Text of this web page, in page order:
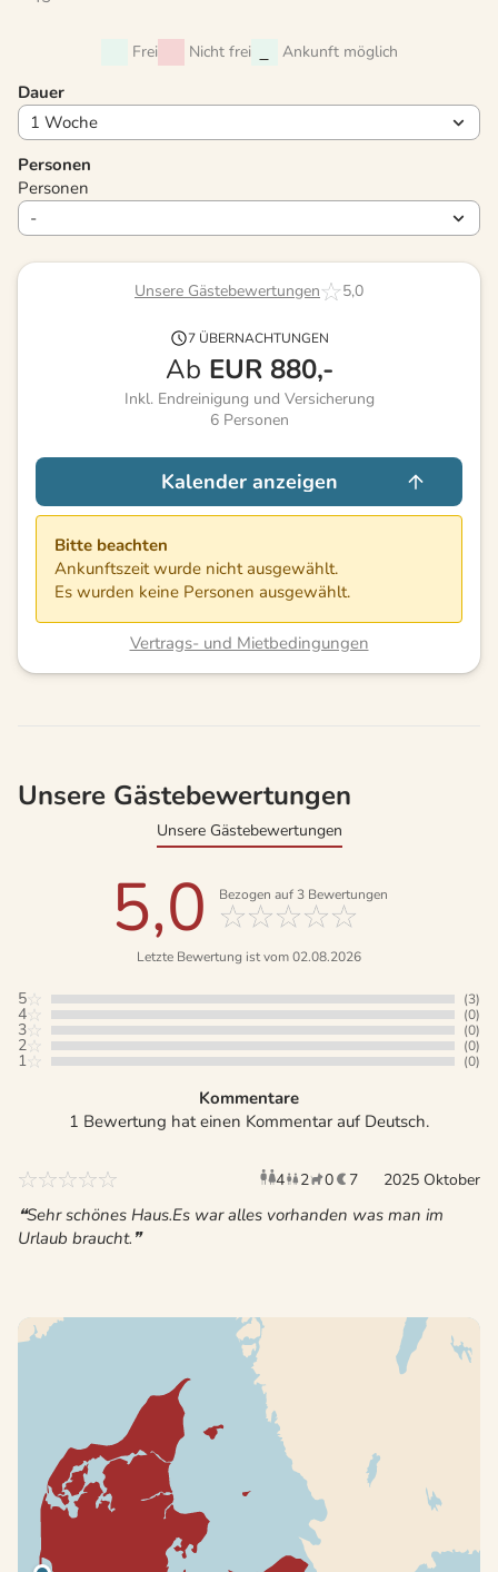
Frei Nicht frei Ankunft möglich
Dauer
Personen
Personen
Unsere Gästebewertungen 5,0
7 ÜBERNACHTUNGEN
Ab EUR 880,-
Inkl. Endreinigung und Versicherung
6 Personen
Kalender anzeigen
Bitte beachten
Ankunftszeit wurde nicht ausgewählt.
Es wurden keine Personen ausgewählt.
Vertrags- und Mietbedingungen
Unsere Gästebewertungen
Unsere Gästebewertungen
5,0 Bezogen auf 3Bewertungen
Letzte Bewertung ist vom 02.08.2026
5 (3)
4 (0)
3 (0)
2 (0)
1 (0)
Kommentare
1 Bewertung hat einen Kommentar auf Deutsch.
4 Erwachsene
2 Kinder
0 Haustiere
7 2025 Oktober
Sehr schönes Haus.Es war alles vorhanden was man im
Urlaub braucht.